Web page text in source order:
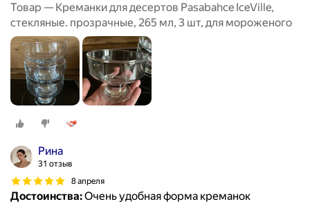
Товар — Креманки для десертов Pasabahce IceVille,
стекляные. прозрачные, 265 мл, 3 шт, для мороженого
Рина
31 отзыв
8 апреля
Достоинства:Очень удобная форма креманок